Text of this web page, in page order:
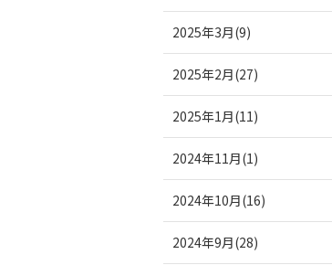
2025年3月(9)
2025年2月(27)
2025年1月(11)
2024年11月(1)
2024年10月(16)
2024年9月(28)